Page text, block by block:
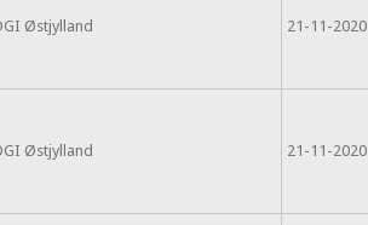
Østjylland 21-11-2020
Østjylland 21-11-2020